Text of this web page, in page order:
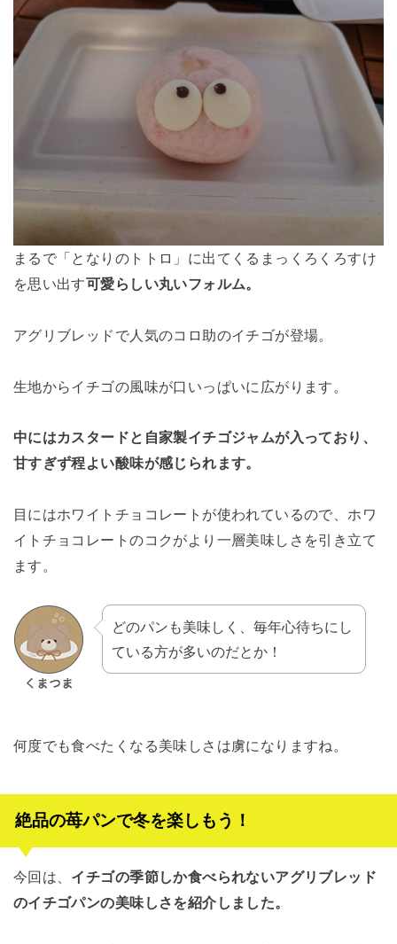
まるで「となりのトトロ」に出てくるまっくろくろすけ
を思い出す可愛らしい丸いフォルム。
アグリブレッドで人気のコロ助のイチゴが登場。
生地からイチゴの風味が口いっぱいに広がります。
中にはカスタードと自家製イチゴジャムが入っており、
甘すぎず程よい酸味が感じられます。
目にはホワイトチョコレートが使われているので、ホワ
イトチョコレートのコクがより一層美味しさを引き立て
ます。
どのパンも美味しく、毎年心待ちにし
ている方が多いのだとか！
何度でも食べたくなる美味しさは虜になりますね。
絶品の苺パンで冬を楽しもう！
今回は、 イチゴの季節しか食べられないアグリブレッド
のイチゴパンの美味しさを紹介しました。